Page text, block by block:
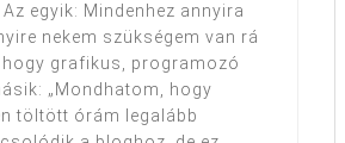
egyik: Mindenhez annyira
nekem szükségem van rá
hogy grafikus, programozó
„Mondhatom, hogy
töltött órám legalább